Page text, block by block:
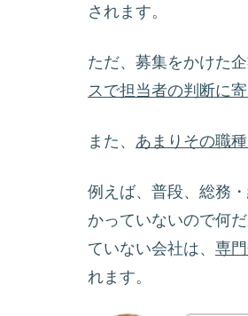
されます。
ただ、募集をかけた
スで担当者の判断に
また、 あまりその職
例えば、普段、総務
かっていないので何
ていない会社は、 専
れます。